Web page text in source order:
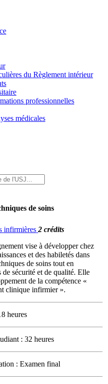
du Règlement intérieur
professionnelles
médicales
de soins
infirmières 2 crédits
vise à développer chez
et des habiletés dans
de soins tout en
de sécurité et de qualité. Elle
de la compétence «
clinique infirmier ».
heures
: 32 heures
: Examen final